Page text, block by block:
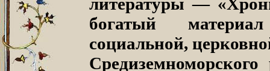
богатый
социальной,